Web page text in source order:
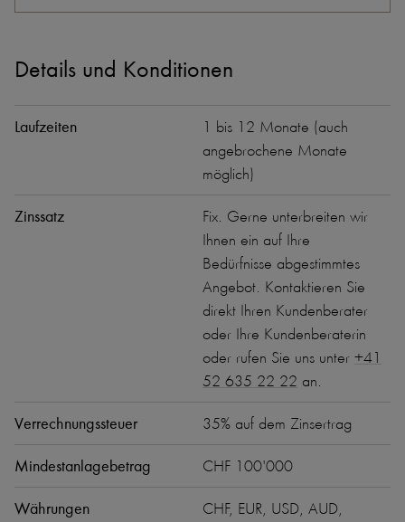
Details und Konditionen
Laufzeiten
1 bis 12 Monate (auch
angebrochene Monate
möglich)
Zinssatz
Fix. Gerne unterbreiten wir
Ihnen ein auf Ihre
Bedürfnisse abgestimmtes
Angebot. Kontaktieren Sie
direkt Ihren Kundenberater
oder Ihre Kundenberaterin
oder rufen Sie uns unter +41
52 635 22 22 an.
Verrechnungssteuer 35% auf dem Zinsertrag
Mindestanlagebetrag CHF 100'000
Währungen
CHF, EUR, USD, AUD,